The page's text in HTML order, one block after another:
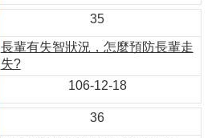
35
長輩有失智狀況，怎麼預防長輩走
失?
106-12-18
36